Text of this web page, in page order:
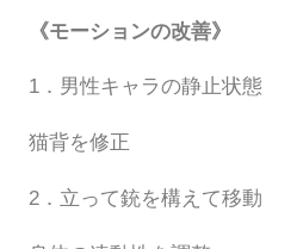
《モーションの改善》
1．男性キャラの静止状態
猫背を修正
2．立って銃を構えて移動